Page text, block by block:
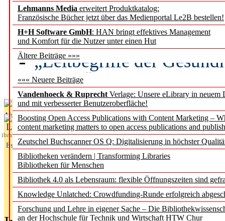
Lehmanns Media erweitert Produktkatalog:
Französische Bücher jetzt über das Medienportal Le2B bestellen!
H+H Software GmbH: HAN bringt effektives Management
und Komfort für die Nutzer unter einen Hut
Ältere Beiträge »»»
««« Neuere Beiträge
Vandenhoeck & Ruprecht Verlage: Unsere eLibrary in neuem
und mit verbesserter Benutzeroberfläche!
Boosting Open Access Publications with Content Marketing –
content marketing matters to open access publications and
Zeutschel Buchscanner OS Q: Digitalisierung in höchster
Bibliotheken verändern | Transforming Libraries
Bibliotheken für Menschen
Bibliothek 4.0 als Lebensraum: flexible Öffnungszeiten sind
Knowledge Unlatched: Crowdfunding-Runde erfolgreich
Forschung und Lehre in eigener Sache – Die
an der Hochschule für Technik und Wirtschaft HTW Chur
Künstliche Intelligenz
besser zu verstehen
„Leitbegriffe der
des BIÖG erscheinen
Aktuelles aus
L
ibrary
Essentials